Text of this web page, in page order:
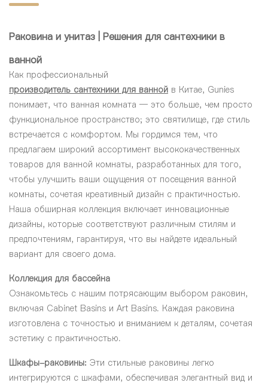
Раковина и унитаз | Решения для сантехники в
ванной
Как профессиональный
производитель сантехники для ванной в Китае, Gunies
понимает, что ванная комната — это больше, чем просто
функциональное пространство; это святилище, где стиль
встречается с комфортом. Мы гордимся тем, что
предлагаем широкий ассортимент высококачественных
товаров для ванной комнаты, разработанных для того,
чтобы улучшить ваши ощущения от посещения ванной
комнаты, сочетая креативный дизайн с практичностью.
Наша обширная коллекция включает инновационные
дизайны, которые соответствуют различным стилям и
предпочтениям, гарантируя, что вы найдете идеальный
вариант для своего дома.
Коллекция для бассейна
Ознакомьтесь с нашим потрясающим выбором раковин,
включая Cabinet Basins и Art Basins. Каждая раковина
изготовлена с точностью и вниманием к деталям, сочетая
эстетику с практичностью.
Шкафы-раковины: Эти стильные раковины легко
интегрируются с шкафами, обеспечивая элегантный вид и